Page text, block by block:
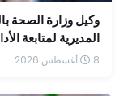
وكيل وزارة الصحة
المديرية لمتابعة
8 أغسطس 2026